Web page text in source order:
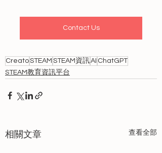
Contact Us
CreatoSTEAM STEAM資訊AI ChatGPT
STEAM教育資訊平台
相關文章 查看全部